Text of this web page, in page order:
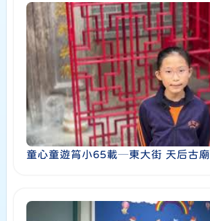
童心童遊筲小65載─東大街 天后古廟